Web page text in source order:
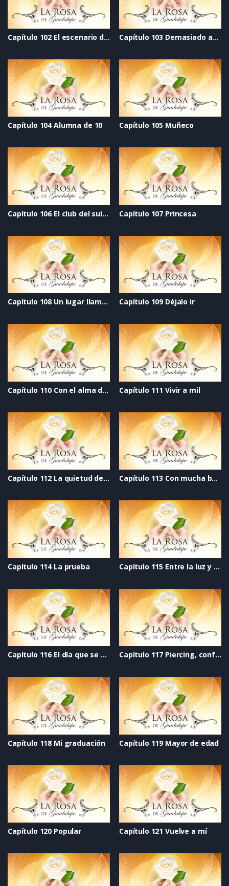
Capítulo 102 El escenario de la vida Capítulo 103 Demasiado amor
Capítulo 104 Alumna de 10 Capítulo 105 Muñeco
Capítulo 106 El club del suicidio Capítulo 107 Princesa
Capítulo 108 Un lugar llamado hogar Capítulo 109 Déjalo ir
Capítulo 110 Con el alma desnuda Capítulo 111 Vivir a mil
Capítulo 112 La quietud del viento Capítulo 113 Con mucha bateria
Capítulo 114 La prueba Capítulo 115 Entre la luz y la oscuridad
Capítulo 116 El día que se acabó el mundo Capítulo 117 Piercing, confianza perforada
Capítulo 118 Mi graduación Capítulo 119 Mayor de edad
Capítulo 120 Popular Capítulo 121 Vuelve a mí